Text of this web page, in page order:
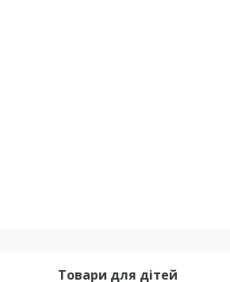
Товари для дітей